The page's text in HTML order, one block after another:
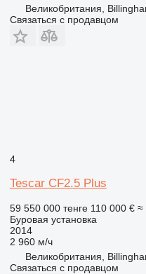
Великобритания,
Связаться с продавцом
4
Tescar CF2.5 Plus
59 550 000 тенге 110 000 € ≈
Буровая установка
2014
2 960 м/ч
Великобритания,
Связаться с продавцом